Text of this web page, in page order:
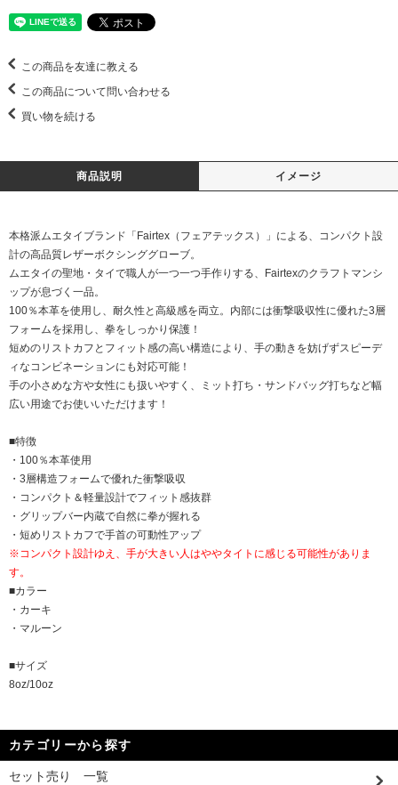
この商品を友達に教える
この商品について問い合わせる
買い物を続ける
商品説明 イメージ
本格派ムエタイブランド「Fairtex（フェアテックス）」による、コンパクト設
計の高品質レザーボクシンググローブ。
ムエタイの聖地・タイで職人が一つ一つ手作りする、Fairtexのクラフトマンシ
ップが息づく一品。
100％本革を使用し、耐久性と高級感を両立。内部には衝撃吸収性に優れた3層
フォームを採用し、拳をしっかり保護！
短めのリストカフとフィット感の高い構造により、手の動きを妨げずスピーデ
ィなコンビネーションにも対応可能！
手の小さめな方や女性にも扱いやすく、ミット打ち・サンドバッグ打ちなど幅
広い用途でお使いいただけます！
■特徴
・100％本革使用
・3層構造フォームで優れた衝撃吸収
・コンパクト＆軽量設計でフィット感抜群
・グリップバー内蔵で自然に拳が握れる
・短めリストカフで手首の可動性アップ
※コンパクト設計ゆえ、手が大きい人はややタイトに感じる可能性がありま
す。
■カラー
・カーキ
・マルーン
■サイズ
8oz/10oz
カテゴリーから探す
セット売り 一覧